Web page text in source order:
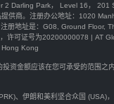
2 Darling Park， Level 16，
供商。注册办公地址：1020
册地址是：G08, Ground Floor,
许可证号为20200000078 | AT
Hong Kong
资金额应该在您可承受的范围之
、伊朗和美利坚合众国 (USA)